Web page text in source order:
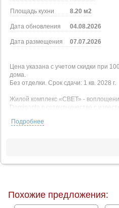
Площадь кухни 8.20 м2
Дата обновления 04.08.2026
Дата размещения 07.07.2026
Цена указана с учетом скидки при
дома.
Без отделки. Срок сдачи: 1 кв. 2028 г.
Жилой комплекс «СВЕТ» -
Dominanta в сотрудничестве с
жителей: станция метро
- ипотека 9% на первые 2 года,
Квартиры бизнес-класса в жилом
Подробнее
Похожие предложения: